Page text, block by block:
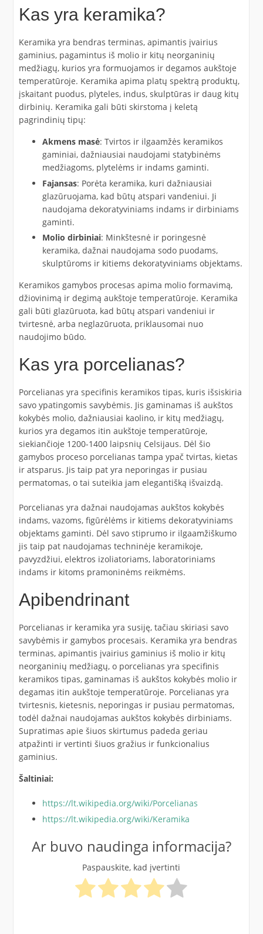
Kas yra keramika?
Keramika yra bendras terminas, apimantis įvairius
gaminius, pagamintus iš molio ir kitų neorganinių
medžiagų, kurios yra formuojamos ir degamos aukštoje
temperatūroje. Keramika apima platų spektrą produktų,
įskaitant puodus, plyteles, indus, skulptūras ir daug kitų
dirbinių. Keramika gali būti skirstoma į keletą
pagrindinių tipų:
Akmens masė: Tvirtos ir ilgaamžės keramikos
gaminiai, dažniausiai naudojami statybinėms
medžiagoms, plytelėms ir indams gaminti.
Fajansas: Porėta keramika, kuri dažniausiai
glazūruojama, kad būtų atspari vandeniui. Ji
naudojama dekoratyviniams indams ir dirbiniams
gaminti.
Molio dirbiniai: Minkštesnė ir poringesnė
keramika, dažnai naudojama sodo puodams,
skulptūroms ir kitiems dekoratyviniams objektams.
Keramikos gamybos procesas apima molio formavimą,
džiovinimą ir degimą aukštoje temperatūroje. Keramika
gali būti glazūruota, kad būtų atspari vandeniui ir
tvirtesnė, arba neglazūruota, priklausomai nuo
naudojimo būdo.
Kas yra porcelianas?
Porcelianas yra specifinis keramikos tipas, kuris išsiskiria
savo ypatingomis savybėmis. Jis gaminamas iš aukštos
kokybės molio, dažniausiai kaolino, ir kitų medžiagų,
kurios yra degamos itin aukštoje temperatūroje,
siekiančioje 1200-1400 laipsnių Celsijaus. Dėl šio
gamybos proceso porcelianas tampa ypač tvirtas, kietas
ir atsparus. Jis taip pat yra neporingas ir pusiau
permatomas, o tai suteikia jam elegantišką išvaizdą.
Porcelianas yra dažnai naudojamas aukštos kokybės
indams, vazoms, figūrėlėms ir kitiems dekoratyviniams
objektams gaminti. Dėl savo stiprumo ir ilgaamžiškumo
jis taip pat naudojamas techninėje keramikoje,
pavyzdžiui, elektros izoliatoriams, laboratoriniams
indams ir kitoms pramoninėms reikmėms.
Apibendrinant
Porcelianas ir keramika yra susiję, tačiau skiriasi savo
savybėmis ir gamybos procesais. Keramika yra bendras
terminas, apimantis įvairius gaminius iš molio ir kitų
neorganinių medžiagų, o porcelianas yra specifinis
keramikos tipas, gaminamas iš aukštos kokybės molio ir
degamas itin aukštoje temperatūroje. Porcelianas yra
tvirtesnis, kietesnis, neporingas ir pusiau permatomas,
todėl dažnai naudojamas aukštos kokybės dirbiniams.
Supratimas apie šiuos skirtumus padeda geriau
atpažinti ir vertinti šiuos gražius ir funkcionalius
gaminius.
Šaltiniai:
https://lt.wikipedia.org/wiki/Porcelianas
https://lt.wikipedia.org/wiki/Keramika
Ar buvo naudinga informacija?
Paspauskite, kad įvertinti